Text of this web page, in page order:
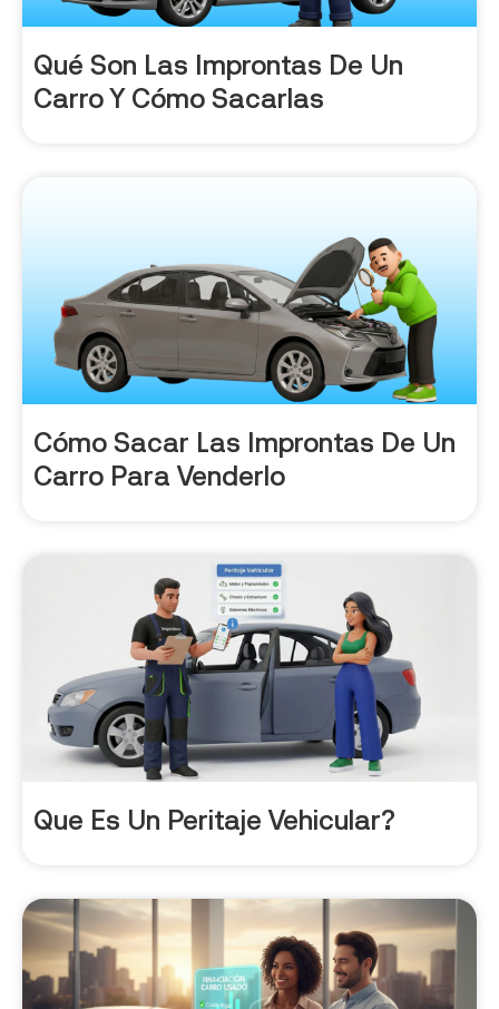
Qué Son Las Improntas De Un
Carro Y Cómo Sacarlas
Cómo Sacar Las Improntas De Un
Carro Para Venderlo
Que Es Un Peritaje Vehicular?